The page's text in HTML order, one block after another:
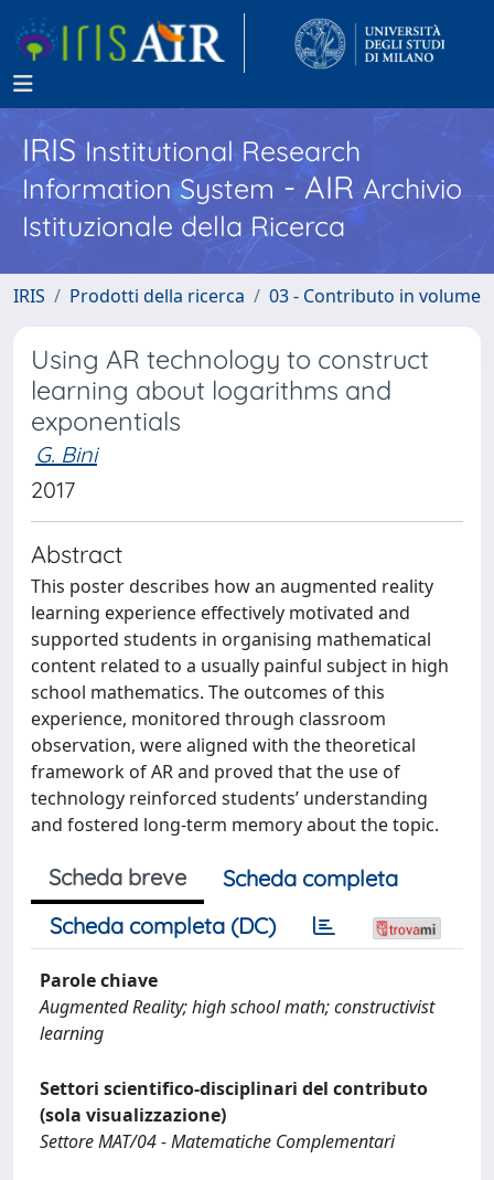
IRISInstitutional Research
Information System - AIR Archivio
Istituzionale della Ricerca
IRIS Prodotti della ricerca 03 - Contributo in volume
Using AR technology to construct
learning about logarithms and
exponentials
G. Bini
2017
Abstract
This poster describes how an augmented reality
learning experience effectively motivated and
supported students in organising mathematical
content related to a usually painful subject in high
school mathematics. The outcomes of this
experience, monitored through classroom
observation, were aligned with the theoretical
framework of AR and proved that the use of
technology reinforced students’ understanding
and fostered long-term memory about the topic.
Scheda breve
Scheda completa
Scheda completa (DC)
Parole chiave
Augmented Reality; high school math; constructivist
learning
Settori scientifico-disciplinari del contributo
(sola visualizzazione)
Settore MAT/04 - Matematiche Complementari